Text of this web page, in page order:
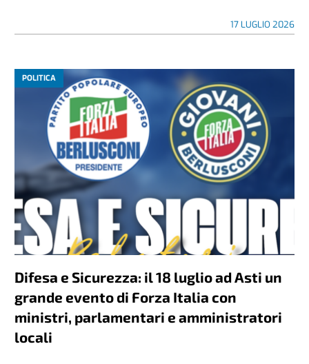
17 LUGLIO 2026
POLITICA
Difesa e Sicurezza: il 18 luglio ad Asti un
grande evento di Forza Italia con
ministri, parlamentari e amministratori
locali